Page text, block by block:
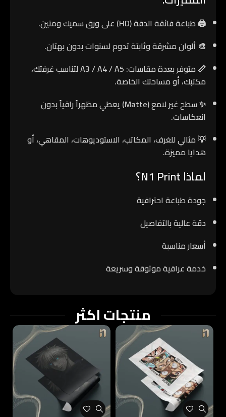
🖨️طباعة فائقة الدقة(HD) على ورق سميك ومتين.
🎨 ألوان مشرقة وثابتةتدوم لسنوات بدون بهتان.
📏متوفر بعدة مقاسات
: A3 / A4 / A5 لتناسب غرفتك،
مكتبك، أو مساحتك الخاصة.
✨سطح غير لامع
(Matte) يعطي مظهراً راقياً بدون
انعكاسات.
💡 مثالي للغرف، المكاتب، الاستوديوهات، المقاهي، أو
هدايا مميزة.
لماذا N1 Print؟
جودة طباعة احترافية
دقة عالية بالتفاصيل
أسعار مناسبة
خدمة عراقية موثوقة وسريعة
منتجات اكثر